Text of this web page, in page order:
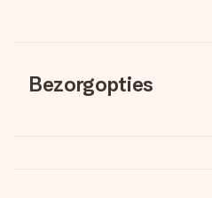
Bezorgopties